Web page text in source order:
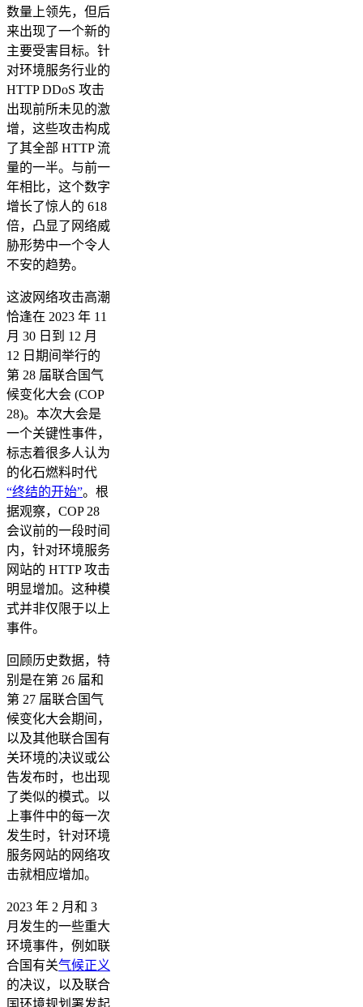
数量上领先，但后
来出现了一个新的
主要受害目标。针
对环境服务行业的
HTTP DDoS 攻击
出现前所未见的激
增，这些攻击构成
了其全部 HTTP 流
量的一半。与前一
年相比，这个数字
增长了惊人的 618
倍，凸显了网络威
胁形势中一个令人
不安的趋势。
这波网络攻击高潮
恰逢在 2023 年 11
月 30 日到 12 月
12 日期间举行的
第 28 届联合国气
候变化大会 (COP
28)。本次大会是
一个关键性事件，
标志着很多人认为
的化石燃料时代
“终结的开始”。根
据观察，COP 28
会议前的一段时间
内，针对环境服务
网站的 HTTP 攻击
明显增加。这种模
式并非仅限于以上
事件。
回顾历史数据，特
别是在第 26 届和
第 27 届联合国气
候变化大会期间，
以及其他联合国有
关环境的决议或公
告发布时，也出现
了类似的模式。以
上事件中的每一次
发生时，针对环境
服务网站的网络攻
击就相应增加。
2023 年 2 月和 3
月发生的一些重大
环境事件，例如联
合国有关气候正义
的决议，以及联合
国环境规划署发起